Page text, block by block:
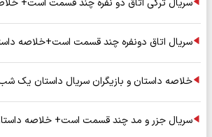
سریال اتاق دونفره چند قسمت است+خلاصه
خلاصه داستان و بازیگران سریال داستان یک
سریال جزر و مد چند قسمت است+ خلاصه